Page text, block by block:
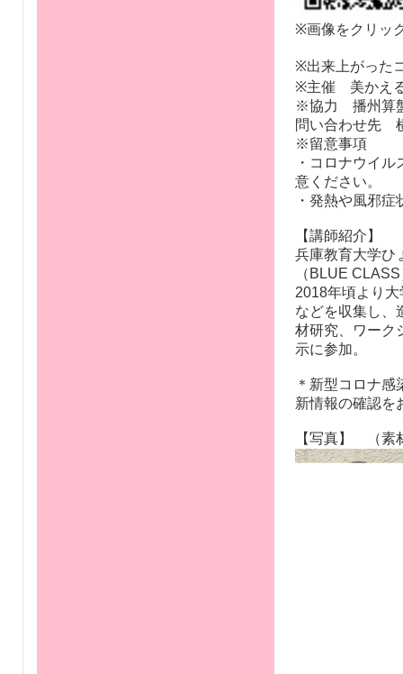
※画像をクリッ
※出来上がった
※主催 美かえ
※協力 播州算
問い合わせ
※留意事項
・コロナウイ
意ください。
・発熱や風邪症
【講師紹介】
兵庫教育大学
（BLUE CLASS
2018年頃より
などを収集し
材研究、ワーク